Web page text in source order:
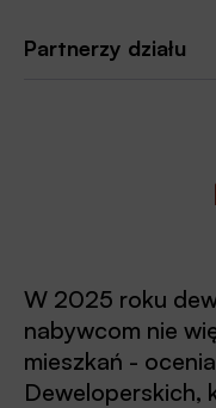
Partnerzy działu
W 2025 roku
nabywcom nie
mieszkań -
Deweloperskich,